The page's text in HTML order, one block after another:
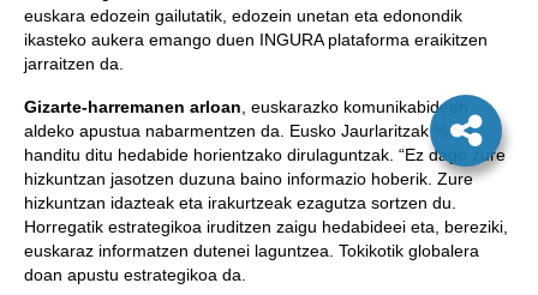
euskara edozein gailutatik, edozein unetan eta edonondik
ikasteko aukera emango duen INGURA plataforma eraikitzen
jarraitzen da.
Gizarte-harremanen arloan , euskarazko komunikabideen
aldeko apustua nabarmentzen da. Eusko Jaurlaritzak % 50
handitu ditu hedabide horientzako dirulaguntzak. “Ez dago zure
hizkuntzan jasotzen duzuna baino informazio hoberik. Zure
hizkuntzan idazteak eta irakurtzeak ezagutza sortzen du.
Horregatik estrategikoa iruditzen zaigu hedabideei eta, bereziki,
euskaraz informatzen dutenei laguntzea. Tokikotik globalera
doan apustu estrategikoa da.